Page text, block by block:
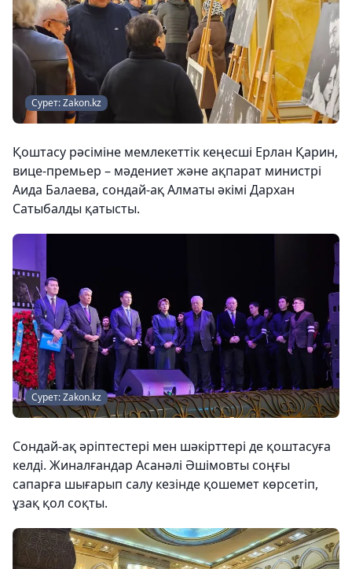
Сурет: Zakon.kz
Қоштасу рәсіміне мемлекеттік кеңесші Ерлан Қарин,
вице-премьер – мәдениет және ақпарат министрі
Аида Балаева, сондай-ақ Алматы әкімі Дархан
Сатыбалды қатысты.
Сурет: Zakon.kz
Сондай-ақ әріптестері мен шәкірттері де қоштасуға
келді. Жиналғандар Асанәлі Әшімовты соңғы
сапарға шығарып салу кезінде қошемет көрсетіп,
ұзақ қол соқты.